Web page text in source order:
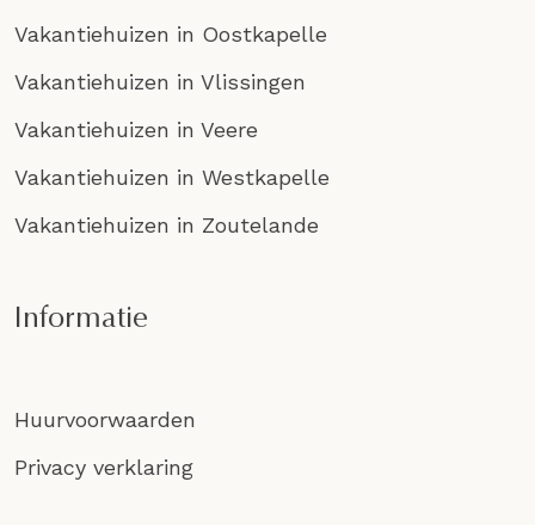
Vakantiehuizen in Oostkapelle
Vakantiehuizen in Vlissingen
Vakantiehuizen in Veere
Vakantiehuizen in Westkapelle
Vakantiehuizen in Zoutelande
Informatie
Huurvoorwaarden
Privacy verklaring